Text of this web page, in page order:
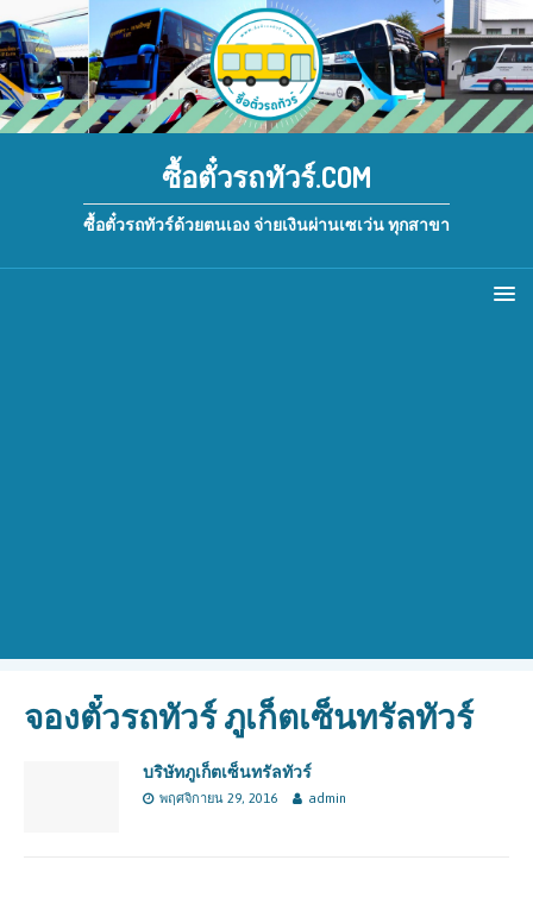
ซื้อตั๋วรถทัวร์.COM
ซื้อตั๋วรถทัวร์ด้วยตนเอง จ่ายเงินผ่านเซเว่น ทุกสาขา
จองตั๋วรถทัวร์ ภูเก็ตเซ็นทรัลทัวร์
บริษัทภูเก็ตเซ็นทรัลทัวร์
พฤศจิกายน 29, 2016 admin